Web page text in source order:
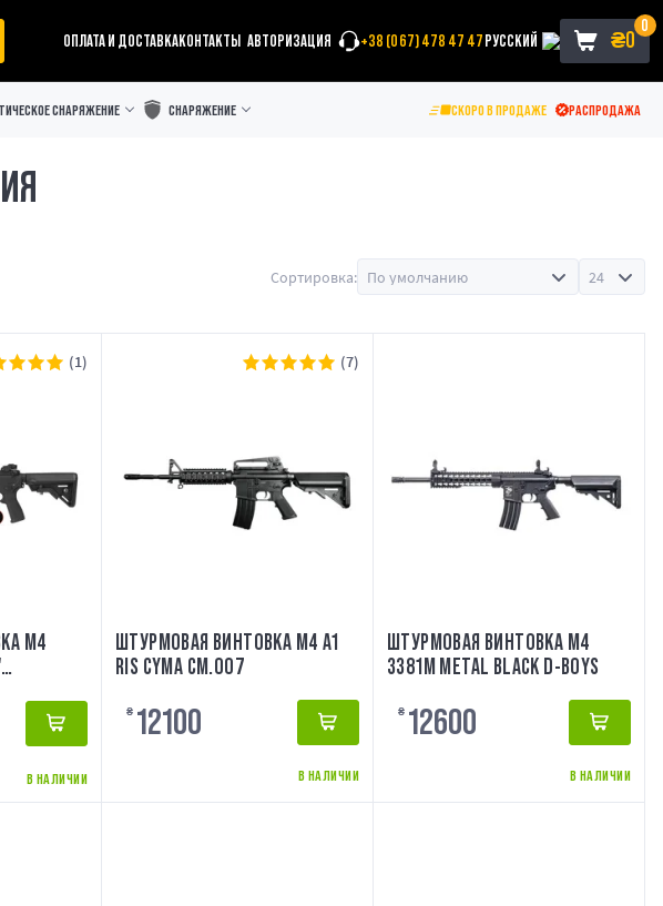
ОПЛАТА И ДОСТАВКАКОНТАКТЫ АВТОРИЗАЦИЯ +38 (067) 478 47 47РУССКИЙ
0
₴0
СНАРЯЖЕНИЕ СНАРЯЖЕНИЕ СКОРО В ПРОДАЖЕ РАСПРОДАЖА
Сортировка:
(1)
M4
SL-
В НАЛИЧИИ
(7)
ШТУРМОВАЯ ВИНТОВКА M4 A1
RIS CYMA CM.007
₴ 12100
В НАЛИЧИИ
ШТУРМОВАЯ ВИНТОВКА M4
3381M METAL BLACK D-BOYS
₴ 12600
В НАЛИЧИИ